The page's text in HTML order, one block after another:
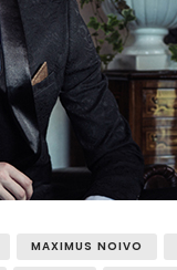
MAXIMUS NOIVO